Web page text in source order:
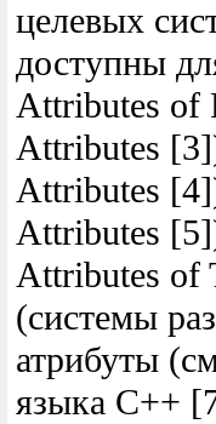
целевых
доступны
Attributes of
Attributes
Attributes
Attributes
Attributes of
(системы
атрибуты
языка C++